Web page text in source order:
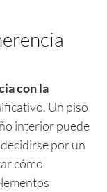
con la
Un piso
interior puede
por un
cómo